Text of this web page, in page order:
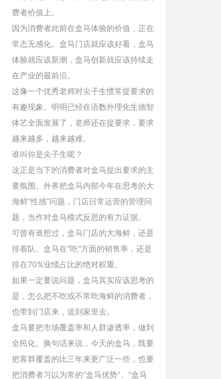
费者价值上。
因为消费者此前在盒马体验的价值，正在
常态无感化。盒马门店就应该好看，盒马
体验就应该新潮，盒马创新就应该持续走
在产业的最前沿。
这像一个优秀老师对尖子生惯常提要求的
有趣现象。明明已经在语数外理化生德智
体艺全面发展了，老师还在提要求，要求
越来越多，越来越难。
谁叫你是尖子生呢？
这正是当下的消费者对盒马提出要求的主
要氛围。外界把盒马内部今年在思考的大
海鲜“性感”问题，门店日常运营的管理问
题，当作对盒马模式反思的有力证据。
可曾有谁想过，盒马门店的大海鲜，还是
排着队。盒马在“吃”方面的销售率，还是
排在70%业绩占比的绝对权重。
如果一定要说问题，盒马其实应该思考的
是，怎么把不吃或不常吃海鲜的消费者，
也带到门店来，送到家里去。
盒马要把市场覆盖率和人群渗透率，做到
全民化。换句话来说，今天的盒马，既要
把客群覆盖的比三年来更广泛一些，也要
把消费者习以为常的“盒马优势”、“盒马